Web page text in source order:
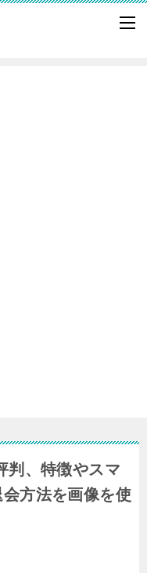
判、特徴やスマ
方法を画像を使